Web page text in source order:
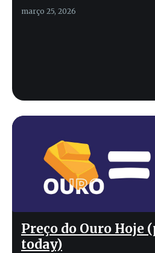
março 25, 2026
Preço do Ouro Hoje
today)